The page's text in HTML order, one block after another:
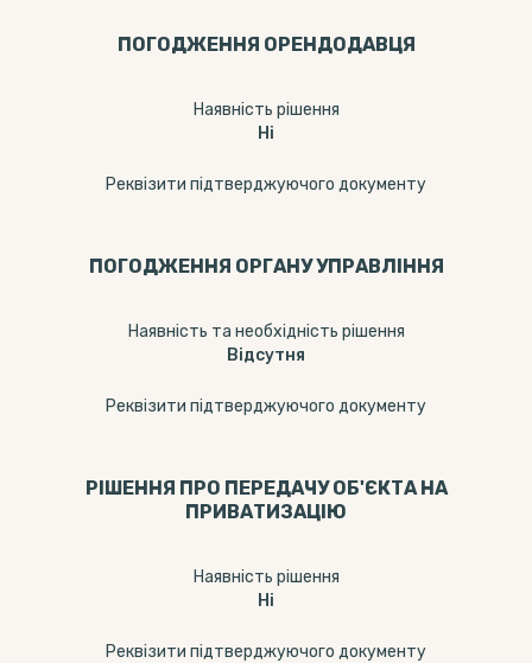
ПОГОДЖЕННЯ ОРЕНДОДАВЦЯ
Наявність рішення
Ні
Реквізити підтверджуючого документу
ПОГОДЖЕННЯ ОРГАНУ УПРАВЛІННЯ
Наявність та необхідність рішення
Відсутня
Реквізити підтверджуючого документу
РІШЕННЯ ПРО ПЕРЕДАЧУ ОБ'ЄКТА НА
ПРИВАТИЗАЦІЮ
Наявність рішення
Ні
Реквізити підтверджуючого документу